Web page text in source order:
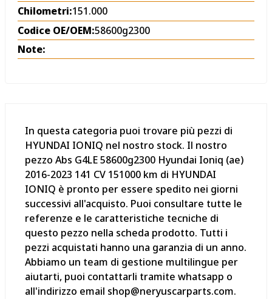
Chilometri:151.000
Codice OE/OEM:58600g2300
Note:
In questa categoria puoi trovare più pezzi di
HYUNDAI IONIQ nel nostro stock. Il nostro
pezzo Abs G4LE 58600g2300 Hyundai Ioniq (ae)
2016-2023 141 CV 151000 km di HYUNDAI
IONIQ è pronto per essere spedito nei giorni
successivi all'acquisto. Puoi consultare tutte le
referenze e le caratteristiche tecniche di
questo pezzo nella scheda prodotto. Tutti i
pezzi acquistati hanno una garanzia di un anno.
Abbiamo un team di gestione multilingue per
aiutarti, puoi contattarli tramite whatsapp o
all'indirizzo email shop@neryuscarparts.com.